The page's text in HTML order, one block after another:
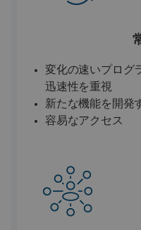
変化の速いプログ
迅速性を重視
新たな機能を開発
容易なアクセス